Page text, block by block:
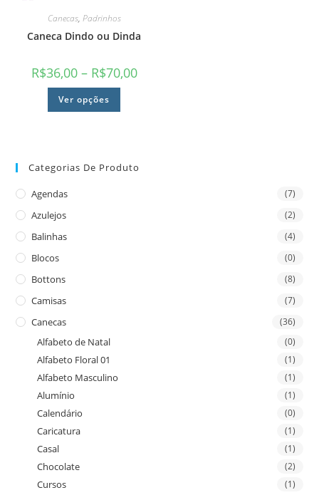
Canecas, Padrinhos
Caneca Dindo ou Dinda
R$36,00 – R$70,00
Ver opções
Categorias De Produto
Agendas (7)
Azulejos (2)
Balinhas (4)
Blocos (0)
Bottons (8)
Camisas (7)
Canecas (36)
Alfabeto de Natal (0)
Alfabeto Floral 01 (1)
Alfabeto Masculino (1)
Alumínio (1)
Calendário (0)
Caricatura (1)
Casal (1)
Chocolate (2)
Cursos (1)